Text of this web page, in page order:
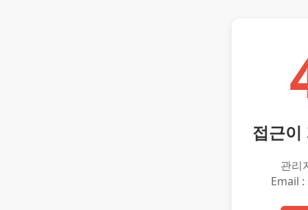
접근이
관리
Email